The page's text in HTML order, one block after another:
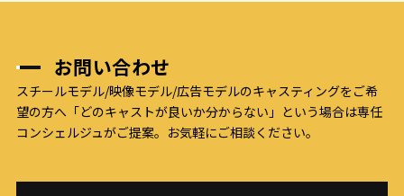
お問い合わせ
スチールモデル/映像モデル/広告モデルのキャスティングをご希
望の方へ「どのキャストが良いか分からない」という場合は専任
コンシェルジュがご提案。お気軽にご相談ください。